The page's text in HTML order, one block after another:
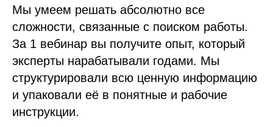
Мы умеем решать абсолютно все
сложности, связанные с поиском работы.
За 1 вебинар вы получите опыт, который
эксперты нарабатывали годами. Мы
структурировали всю ценную информацию
и упаковали её в понятные и рабочие
инструкции.